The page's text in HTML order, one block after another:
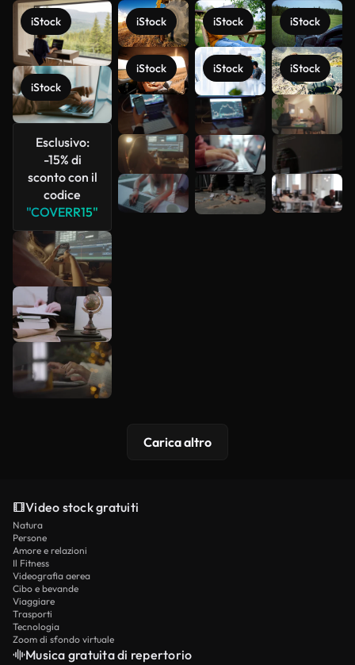
iStock
iStock
Esclusivo:
-15% di
sconto con il
codice
"COVERR15"
iStock
iStock
iStock
iStock
iStock
iStock
Scopri di
più
Carica altro
Video stock gratuiti
Natura
Persone
Amore e relazioni
Il Fitness
Videografia aerea
Cibo e bevande
Viaggiare
Trasporti
Tecnologia
Zoom di sfondo virtuale
Musica gratuita di repertorio